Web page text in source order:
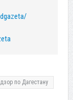
по Дагестану